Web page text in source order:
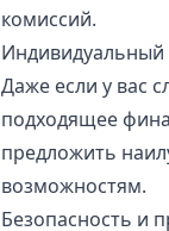
комиссий.
Индивидуальный
Даже если у вас
подходящее
предложить
возможностям.
Безопасность и